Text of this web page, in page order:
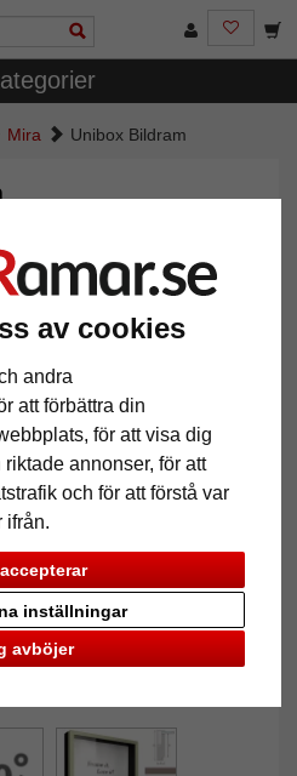
av cookies
andra
att förbättra din
för att visa dig
annonser, för att
och för att förstå var
ifrån.
avböjer
inställningar
Mira Unibox Bildram